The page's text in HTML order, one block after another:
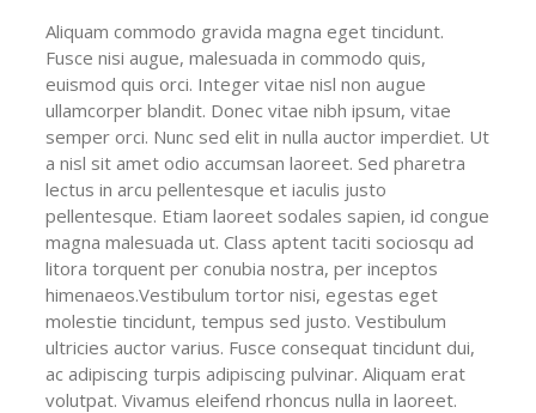
Aliquam commodo gravida magna eget tincidunt.
Fusce nisi augue, malesuada in commodo quis,
euismod quis orci. Integer vitae nisl non augue
ullamcorper blandit. Donec vitae nibh ipsum, vitae
semper orci. Nunc sed elit in nulla auctor imperdiet. Ut
a nisl sit amet odio accumsan laoreet. Sed pharetra
lectus in arcu pellentesque et iaculis justo
pellentesque. Etiam laoreet sodales sapien, id congue
magna malesuada ut. Class aptent taciti sociosqu ad
litora torquent per conubia nostra, per inceptos
himenaeos.Vestibulum tortor nisi, egestas eget
molestie tincidunt, tempus sed justo. Vestibulum
ultricies auctor varius. Fusce consequat tincidunt dui,
ac adipiscing turpis adipiscing pulvinar. Aliquam erat
volutpat. Vivamus eleifend rhoncus nulla in laoreet.